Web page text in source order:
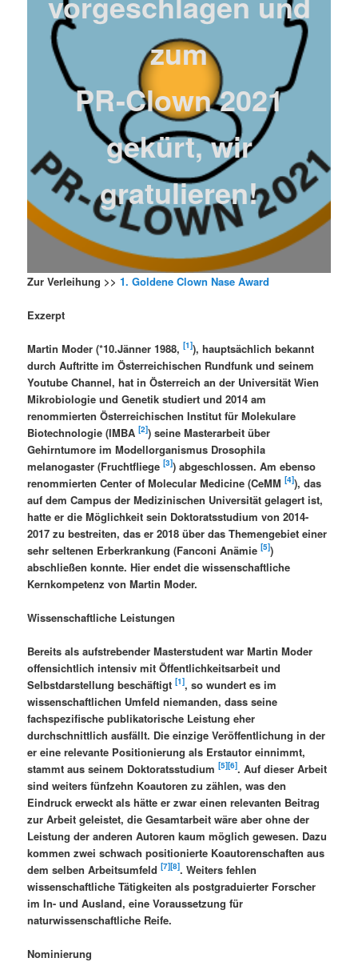
zum
PR-Clown 2021
gekürt, wir
gratulieren!
Zur Verleihung >>1. Goldene Clown Nase Award
Exzerpt
Martin Moder (*10.Jänner 1988,[1]), hauptsächlich bekannt
durch Auftritte im Österreichischen Rundfunk und seinem
Youtube Channel, hat in Österreich an der Universität Wien
Mikrobiologie und Genetik studiert und 2014 am
renommierten Österreichischen Institut für Molekulare
Biotechnologie (IMBA[2]) seine Masterarbeit über
Gehirntumore im Modellorganismus Drosophila
melanogaster (Fruchtfliege[3]) abgeschlossen. Am ebenso
renommierten Center of Molecular Medicine (CeMM[4]), das
auf dem Campus der Medizinischen Universität gelagert ist,
hatte er die Möglichkeit sein Doktoratsstudium von 2014-
2017 zu bestreiten, das er 2018 über das Themengebiet einer
sehr seltenen Erberkrankung (Fanconi Anämie[5])
abschließen konnte. Hier endet die wissenschaftliche
Kernkompetenz von Martin Moder.
Wissenschaftliche Leistungen
Bereits als aufstrebender Masterstudent war Martin Moder
offensichtlich intensiv mit Öffentlichkeitsarbeit und
Selbstdarstellung beschäftigt[1], so wundert es im
wissenschaftlichen Umfeld niemanden, dass seine
fachspezifische publikatorische Leistung eher
durchschnittlich ausfällt. Die einzige Veröffentlichung in der
er eine relevante Positionierung als Erstautor einnimmt,
stammt aus seinem Doktoratsstudium[5][6]. Auf dieser Arbeit
sind weiters fünfzehn Koautoren zu zählen, was den
Eindruck erweckt als hätte er zwar einen relevanten Beitrag
zur Arbeit geleistet, die Gesamtarbeit wäre aber ohne der
Leistung der anderen Autoren kaum möglich gewesen. Dazu
kommen zwei schwach positionierte Koautorenschaften aus
dem selben Arbeitsumfeld[7][8]. Weiters fehlen
wissenschaftliche Tätigkeiten als postgraduierter Forscher
im In- und Ausland, eine Voraussetzung für
naturwissenschaftliche Reife.
Nominierung